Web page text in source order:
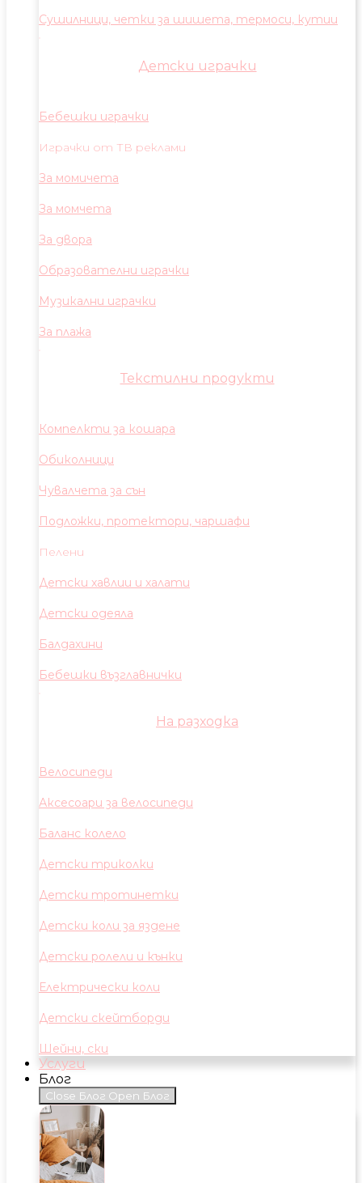
Сушилници, четки за шишета, термоси, кутии
Детски играчки
Бебешки играчки
Играчки от ТВ реклами
За момичета
За момчета
За двора
Образователни играчки
Музикални играчки
За плажа
Текстилни продукти
Компелкти за кошара
Обиколници
Чувалчета за сън
Подложки, протектори, чаршафи
Пелени
Детски хавлии и халати
Детски одеяла
Балдахини
Бебешки възглавнички
На разходка
Велосипеди
Аксесоари за велосипеди
Баланс колело
Детски триколки
Детски тротинетки
Детски коли за яздене
Детски ролели и кънки
Електрически коли
Детски скейтборди
Шейни, ски
Услуги
Блог
Close Блог Open Блог